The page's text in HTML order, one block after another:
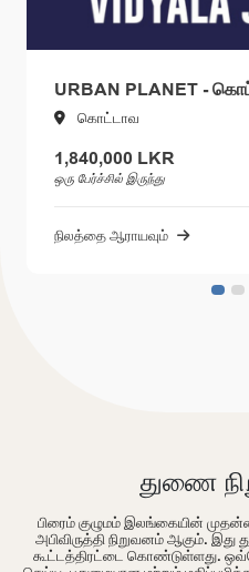
URBAN PLANET -
கொட்டாவ
1,840,000 LKR
ஒரு பேர்ச்சில் இருந்து
நிலத்தை ஆராயவும்
துணை
பிரைம் குழுமம் இலங்கையின்
அபிவிருத்தி நிறுவனம் ஆகும்.
கூட்டத்திரட்டை கொண்டுள்ளது.